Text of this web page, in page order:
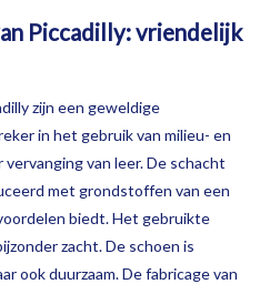
Piccadilly: vriendelijk
zijn een geweldige
in het gebruik van milieu- en
van leer. De schacht
met grondstoffen van een
biedt. Het gebruikte
zacht. De schoen is
ook duurzaam.De fabricage van